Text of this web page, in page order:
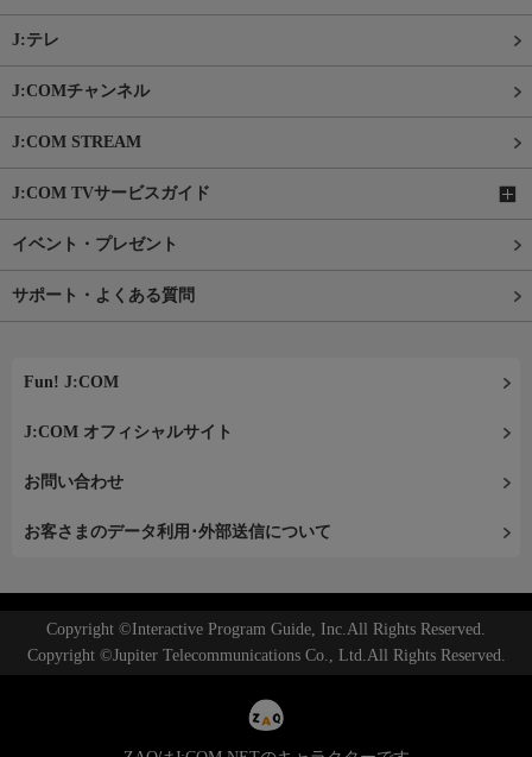
J:テレ
J:COMチャンネル
J:COM STREAM
J:COM TVサービスガイド
イベント・プレゼント
サポート・よくある質問
Fun! J:COM
J:COM オフィシャルサイト
お問い合わせ
お客さまのデータ利用･外部送信について
Copyright ©Interactive Program Guide, Inc.All Rights Reserved.
Copyright ©Jupiter Telecommunications Co., Ltd.All Rights Reserved.